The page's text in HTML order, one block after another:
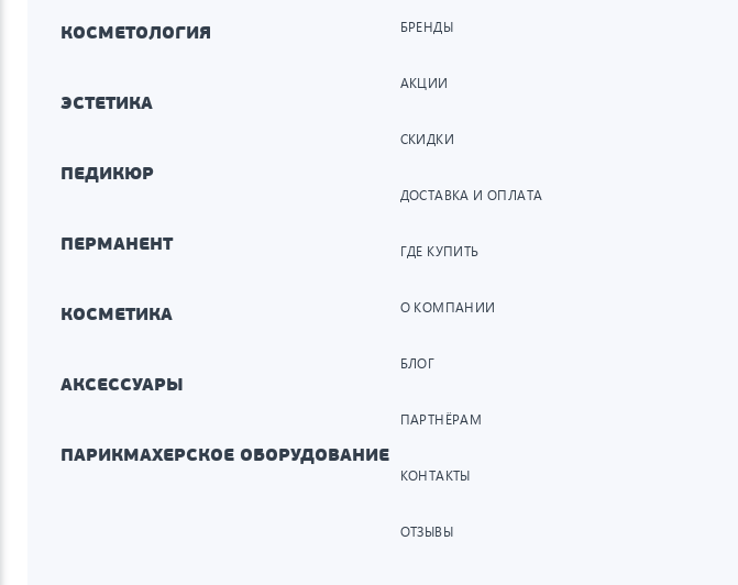
КОСМЕТОЛОГИЯ
ЭСТЕТИКА
ПЕДИКЮР
ПЕРМАНЕНТ
КОСМЕТИКА
АКСЕССУАРЫ
ПАРИКМАХЕРСКОЕ ОБОРУДОВАНИЕ
БРЕНДЫ
АКЦИИ
СКИДКИ
ДОСТАВКА И ОПЛАТА
ГДЕ КУПИТЬ
О КОМПАНИИ
БЛОГ
ПАРТНЁРАМ
КОНТАКТЫ
ОТЗЫВЫ